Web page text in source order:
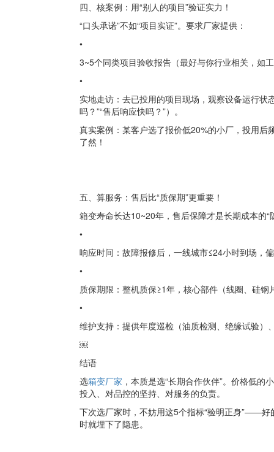
四、核案例：用“别人的项目”验证实力！
“口头承诺”不如“项目实证”。要求厂家提供：
•
3~5个同类项目验收报告（最好与你行业相关，如
•
实地走访：去已投用的项目现场，观察设备运行
吗？”“售后响应快吗？”）。
真实案例：某客户选了报价低20%的小厂，投用
了然！
五、算服务：售后比“质保期”更重要！
箱变寿命长达10~20年，售后保障才是长期成本的
•
响应时间：故障报修后，一线城市≤24小时到场，
•
质保期限：整机质保≥1年，核心部件（线圈、硅钢
•
维护支持：提供年度巡检（油质检测、绝缘试验）
￼
结语
选箱变厂家 ，本质是选“长期合作伙伴”。价格低的
投入、对品控的坚持、对服务的负责。
下次选厂家时，不妨用这5个指标“验明正身”——
时就埋下了隐患。